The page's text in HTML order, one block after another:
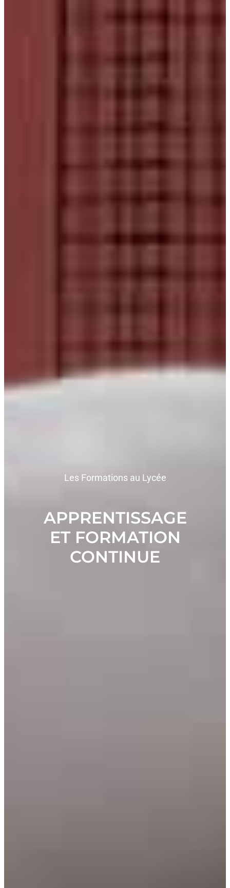
Les Formations au Lycée
APPRENTISSAGE
ET FORMATION
CONTINUE